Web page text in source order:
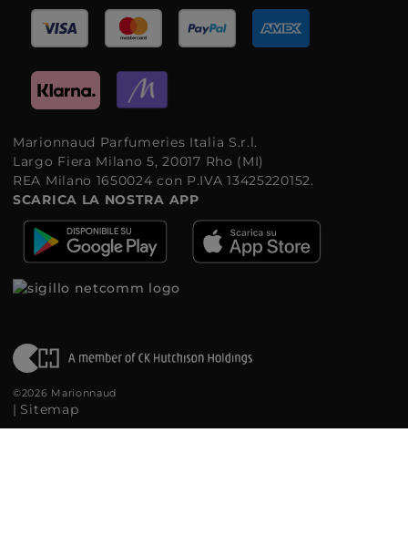
Marionnaud Parfumeries Italia S.r.l.
Largo Fiera Milano 5, 20017 Rho (MI)
REA Milano 1650024 con P.IVA 13425220152.
SCARICA LA NOSTRA APP
©2026 Marionnaud
| Sitemap